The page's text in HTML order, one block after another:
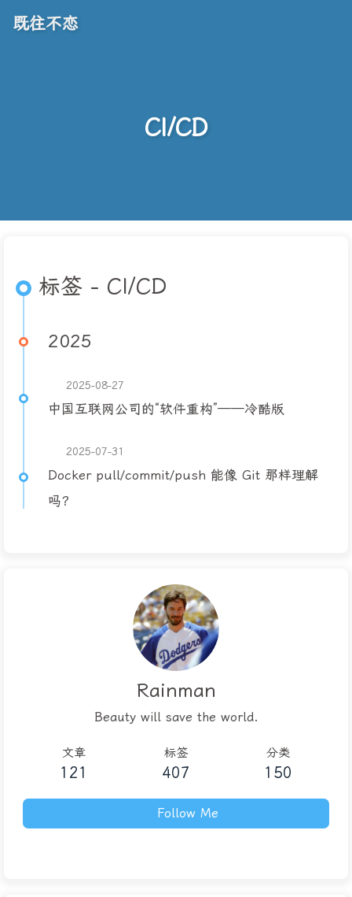
既往不恋
CI/CD
标签 - CI/CD
2025
2025-08-27
中国互联网公司的“软件重构”——冷酷版
2025-07-31
Docker pull/commit/push 能像 Git 那样理解
吗？
Rainman
Beauty will save the world.
文章
121
标签
407
分类
150
Follow Me